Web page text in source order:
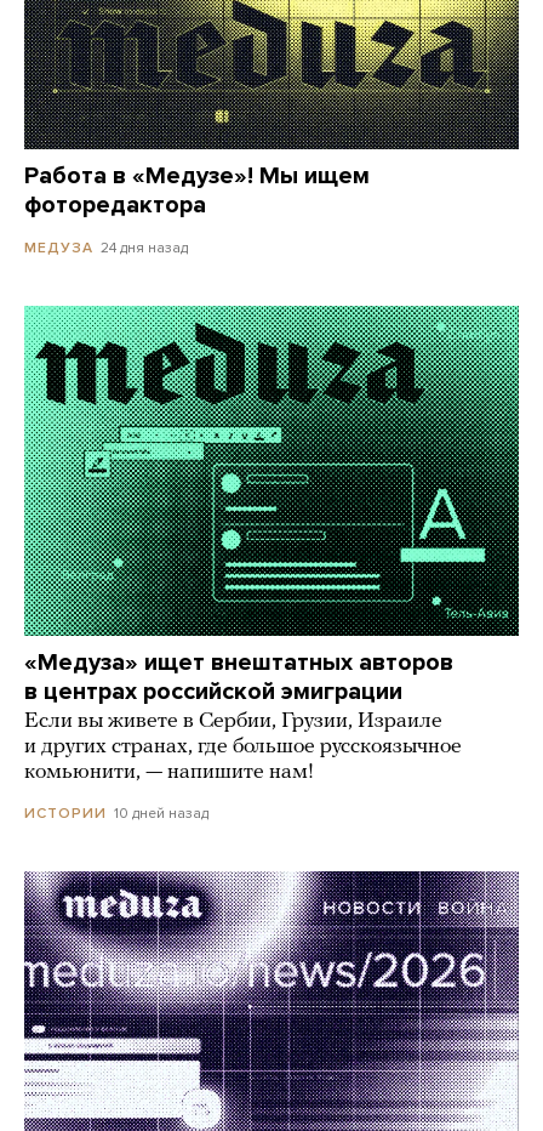
Работа в «Медузе»! Мы ищем
фоторедактора
МЕДУЗА 24 дня назад
«Медуза» ищет внештатных авторов
в центрах российской эмиграции
Если вы живете в Сербии, Грузии, Израиле
и других странах, где большое русскоязычное
комьюнити, — напишите нам!
ИСТОРИИ 10 дней назад